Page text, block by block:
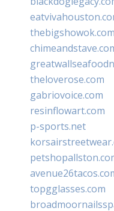
thebigshowok.com
theloverose.com
gabriovoice.com
resinflowart.com
p-sports.net
topgglasses.com